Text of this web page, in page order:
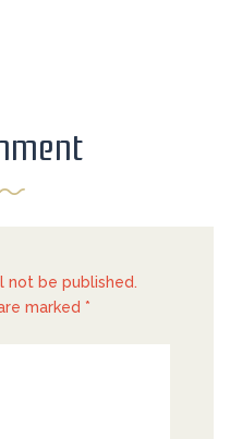
not be published.
marked *